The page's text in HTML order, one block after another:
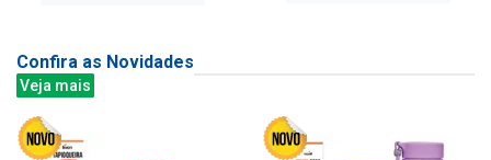
Confira as Novidades
Veja mais